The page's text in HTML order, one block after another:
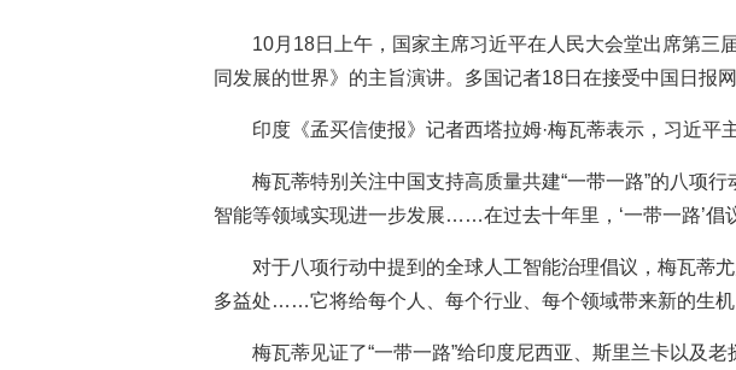
10月18日上午，国家主席习近平在人民大会堂出席第三
同发展的世界》的主旨演讲。多国记者18日在接受中国日报
印度《孟买信使报》记者西塔拉姆·梅瓦蒂表示，习近平
梅瓦蒂特别关注中国支持高质量共建“一带一路”的八项
智能等领域实现进一步发展……在过去十年里，‘一带一路’倡
对于八项行动中提到的全球人工智能治理倡议，梅瓦蒂
多益处……它将给每个人、每个行业、每个领域带来新的生机
梅瓦蒂见证了“一带一路”给印度尼西亚、斯里兰卡以及